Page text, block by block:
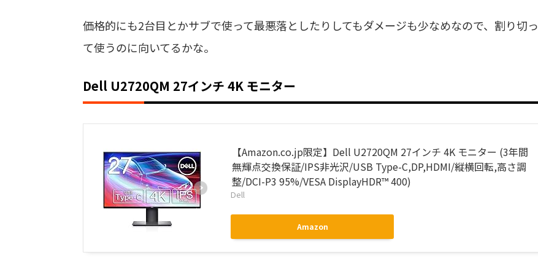
価格的にも2台目とかサブで使って最悪落としたりしてもダメージも少なめなので、割り切っ
て使うのに向いてるかな。
Dell U2720QM 27インチ 4K モニター
【Amazon.co.jp限定】Dell U2720QM 27インチ 4K モニター (3年間
無輝点交換保証/IPS非光沢/USB Type-C,DP,HDMI/縦横回転,高さ調
整/DCI-P3 95%/VESA DisplayHDR™ 400)
Dell
Amazon